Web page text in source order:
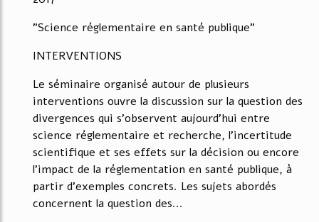
"Science réglementaire en santé publique"
INTERVENTIONS
Le séminaire organisé autour de plusieurs
interventions ouvre la discussion sur la question des
divergences qui s'observent aujourd'hui entre
science réglementaire et recherche, l'incertitude
scientifique et ses effets sur la décision ou encore
l'impact de la réglementation en santé publique, à
partir d'exemples concrets. Les sujets abordés
concernent la question des...